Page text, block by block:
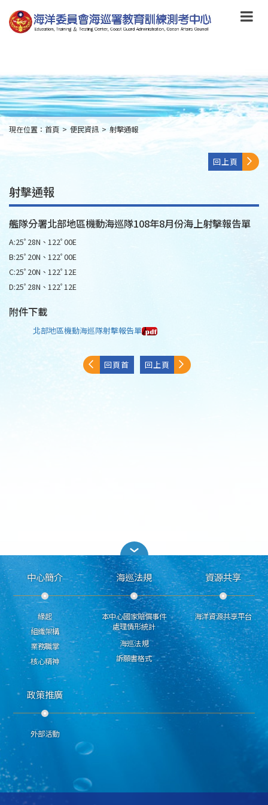
到
主
要
to
main
content
:::
現在位置： 首頁 > 便民資訊 > 射擊通報
回上頁
射擊通報
艦隊分署北部地區機動海巡隊108年8月份海上射擊報告單
A:25ﾟ28N、122ﾟ00E
B:25ﾟ20N、122ﾟ00E
C:25ﾟ20N、122ﾟ12E
D:25ﾟ28N、122ﾟ12E
附件下載
北部地區機動海巡隊射擊報告單
回頁首 回上頁
中心簡介
緣起
組織架構
業務職掌
核心精神
海巡法規
本中心國家賠償事件
處理情形統計
海巡法規
訴願書格式
資源共享
海洋資源共享平台
政策推廣
外部活動